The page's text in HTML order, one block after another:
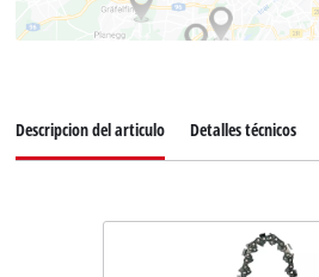
Descripcion del articulo Detalles técnicos